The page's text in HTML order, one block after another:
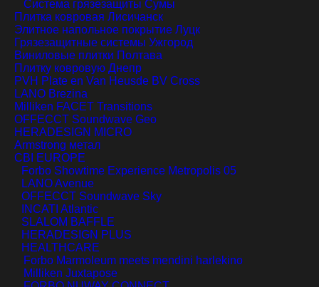
Система грязезащиты Сумы
Плитка ковровая Лисичанск
Элитное напольное покрытие Луцк
Грязезащитные системы Ужгород
Виниловые плитки Полтава
Плитку ковровую Днепр
PVH Plate en Van Heusde BV Cross
LANO Brezina
Milliken FACET Transitions
OFFECCT Soundwave Geo
HERADESIGN MICRO
Armstrong метал
CBI EUROPE
Forbo Showtime Experience Metropolis 05
LANO Avenue
OFFECCT Soundwave Sky
INCATI Atlantic
SLALOM BAFFLE
HERADESIGN PLUS
HEALTHCARE
Forbo Marmoleum meets mendini harlekino
Milliken Juxtapose